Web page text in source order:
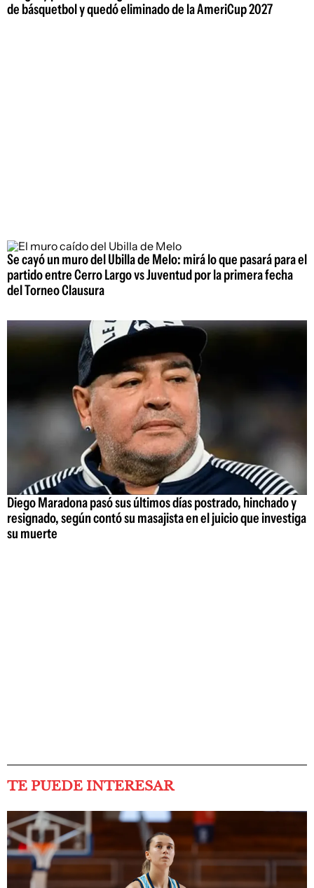
de básquetbol y quedó eliminado de la AmeriCup 2027
Se cayó un muro del Ubilla de Melo: mirá lo que pasará para el
partido entre Cerro Largo vs Juventud por la primera fecha
del Torneo Clausura
Diego Maradona pasó sus últimos días postrado, hinchado y
resignado, según contó su masajista en el juicio que investiga
su muerte
TE PUEDE INTERESAR